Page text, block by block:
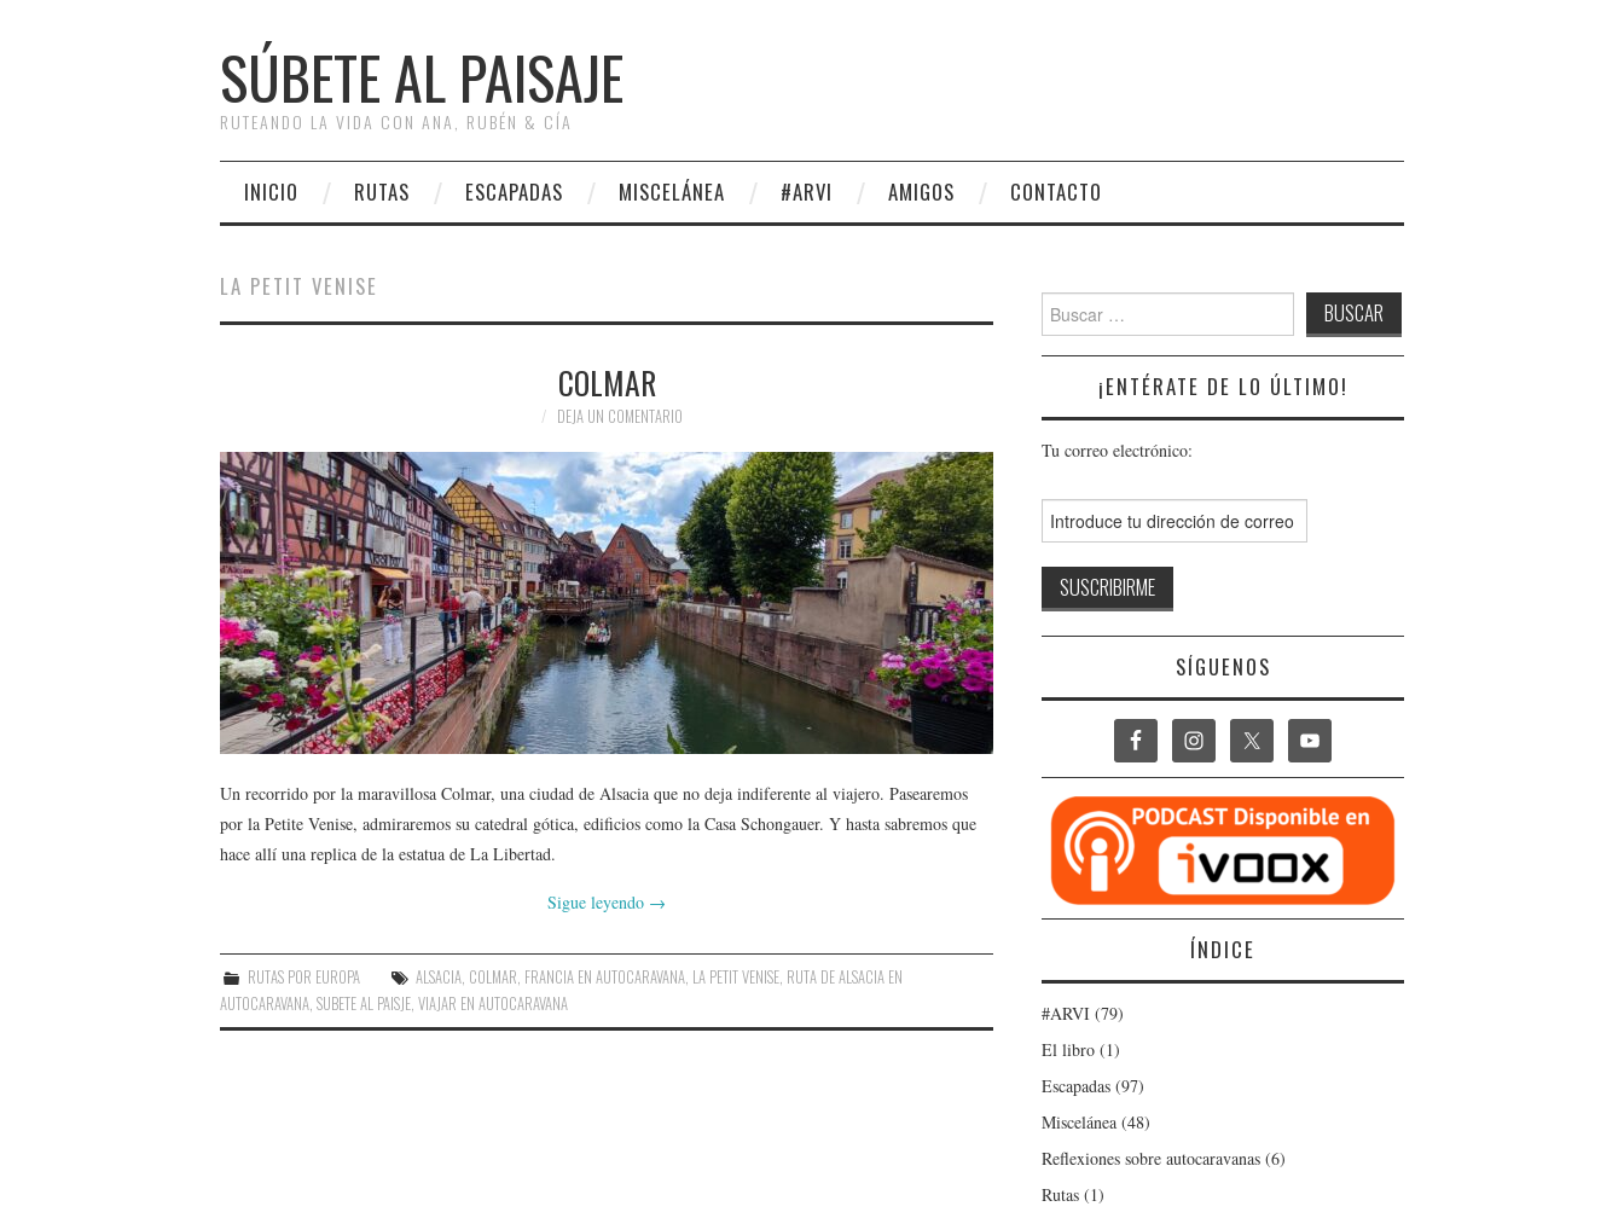
SÚBETE AL PAISAJE
RUTEANDO LA VIDA CON ANA, RUBÉN & CÍA
INICIO RUTAS ESCAPADAS MISCELÁNEA #ARVI AMIGOS CONTACTO
LA PETIT VENISE
COLMAR
DEJA UN COMENTARIO
Un recorrido por la maravillosa Colmar, una ciudad de Alsacia que no deja indiferente al viajero. Pasearemos
por la Petite Venise, admiraremos su catedral gótica, edificios como la Casa Schongauer. Y hasta sabremos que
hace allí una replica de la estatua de La Libertad.
Sigue leyendo →
RUTAS POR EUROPA ALSACIA COLMAR FRANCIA EN AUTOCARAVANA LA PETIT VENISE RUTA DE ALSACIA EN
AUTOCARAVANA SUBETE AL PAISJE VIAJAR EN AUTOCARAVANA
Buscar:
¡ENTÉRATE DE LO ÚLTIMO!
Tu correo electrónico:
SÍGUENOS
ÍNDICE
#ARVI (79)
El libro (1)
Escapadas (97)
Miscelánea (48)
Reflexiones sobre autocaravanas (6)
Rutas (1)